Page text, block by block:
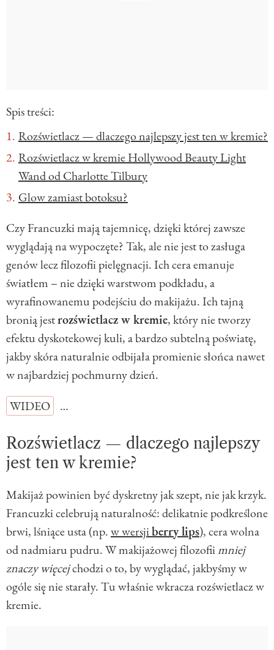
Spis treści:
Rozświetlacz — dlaczego najlepszy jest ten w kremie?
Rozświetlacz w kremie Hollywood Beauty Light
Wand od Charlotte Tilbury
Glow zamiast botoksu?
Czy Francuzki mają tajemnicę, dzięki której zawsze
wyglądają na wypoczęte? Tak, ale nie jest to zasługa
genów lecz filozofii pielęgnacji. Ich cera emanuje
światłem – nie dzięki warstwom podkładu, a
wyrafinowanemu podejściu do makijażu. Ich tajną
bronią jestrozświetlacz w kremie, który nie tworzy
efektu dyskotekowej kuli, a bardzo subtelną poświatę,
jakby skóra naturalnie odbijała promienie słońca nawet
w najbardziej pochmurny dzień.
WIDEO
…
Rozświetlacz — dlaczego najlepszy
jest ten w kremie?
Makijaż powinien być dyskretny jak szept, nie jak krzyk.
Francuzki celebrują naturalność: delikatnie podkreślone
brwi, lśniące usta (np.w wersjiberry lips), cera wolna
od nadmiaru pudru. W makijażowej filozofiimniej
znaczy więcejchodzi o to, by wyglądać, jakbyśmy w
ogóle się nie starały. Tu właśnie wkracza rozświetlacz w
kremie.